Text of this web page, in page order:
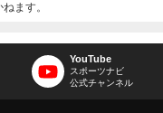
ます。
YouTube
スポーツナビ
公式チャンネル